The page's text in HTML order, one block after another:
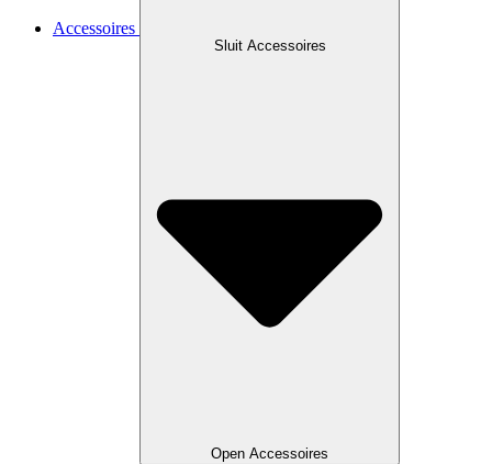
Accessoires
Sluit Accessoires
Open Accessoires